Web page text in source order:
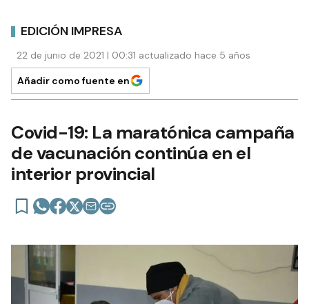
EDICIÓN IMPRESA
22 de junio de 2021 | 00:31 actualizado hace 5 años
Añadir como fuente en
Covid-19: La maratónica campaña
de vacunación continúa en el
interior provincial